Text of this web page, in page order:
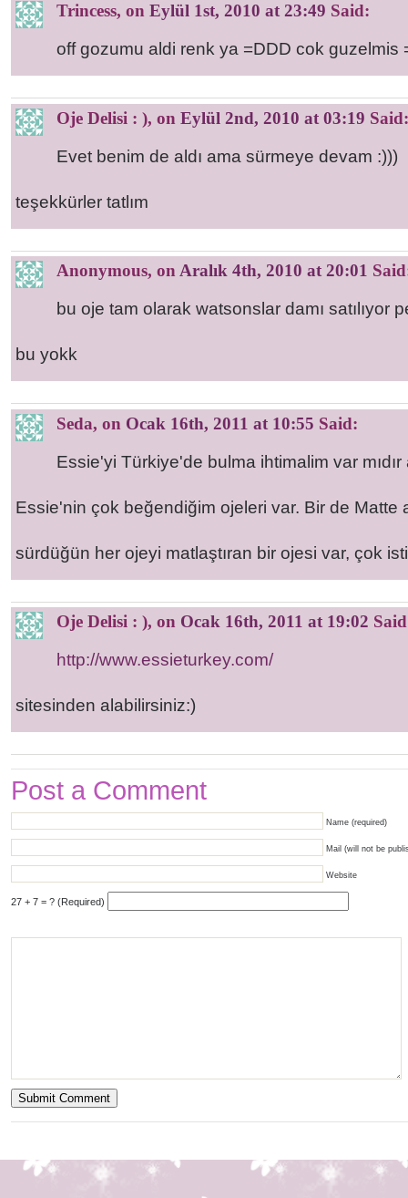
Trincess, on Eylül 1st, 2010 at 23:49 Said:
off gozumu aldi renk ya =DDD cok guzelmis
Oje Delisi : ), on Eylül 2nd, 2010 at 03:19 Said:
Evet benim de aldı ama sürmeye devam :)))
teşekkürler tatlım
Anonymous, on Aralık 4th, 2010 at 20:01
bu oje tam olarak watsonslar damı satılıyor
bu yokk
Seda, on Ocak 16th, 2011 at 10:55 Said:
Essie'yi Türkiye'de bulma ihtimalim var
Essie'nin çok beğendiğim ojeleri var. Bir de Matte
sürdüğün her ojeyi matlaştıran bir ojesi var, çok
Oje Delisi : ), on Ocak 16th, 2011 at 19:02
http://www.essieturkey.com/
sitesinden alabilirsiniz:)
Post a Comment
Name (required)
Mail (will not be
Website
27 + 7 = ? (Required)